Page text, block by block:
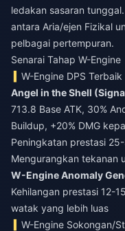
ledakan sasaran
antara Aria/ejen Fizikal
pelbagai pertempuran.
Senarai Tahap W-Engine
W-Engine DPS Terbaik
Angel in the Shell
713.8 Base ATK, 30%
Buildup, +20% DMG
Peningkatan prestasi
Mengurangkan tekanan
W-Engine Anomaly
Kehilangan prestasi 12-
watak yang lebih luas
W-Engine Sokongan/